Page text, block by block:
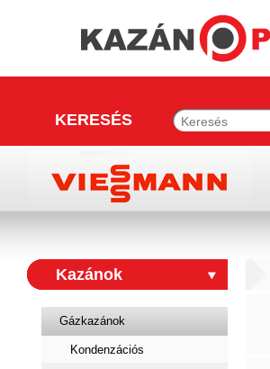
KERESÉS
Kazánok
Gázkazánok
Kondenzációs